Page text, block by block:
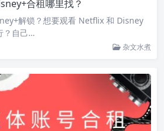
合租哪里找？
解锁？想要观看 Netflix 和 Disney
？自己…
杂文水煮